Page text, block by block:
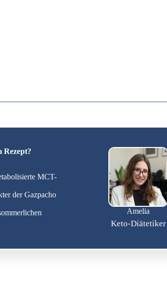
Rezept?
MCT-
der Gazpacho
Amelia
Keto-Diätetiker